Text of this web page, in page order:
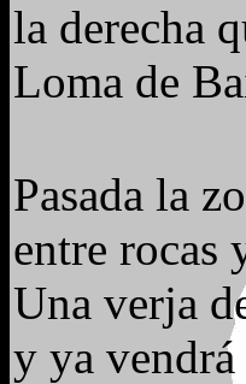
la derecha
Loma de
Pasada la
entre rocas
Una verja
y ya vendrá